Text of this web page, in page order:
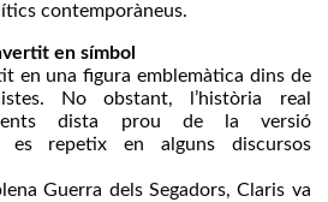
contemporàneus.
en símbol
en una figura emblemàtica dins de
No obstant, l’història real
dista prou de la versió
es repetix en alguns discursos
Guerra dels Segadors, Claris va